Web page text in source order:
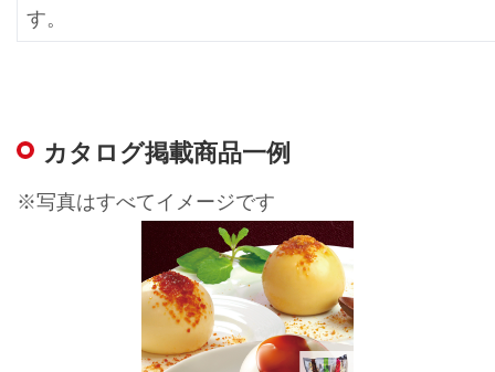
す。
カタログ掲載商品一例
※写真はすべてイメージです